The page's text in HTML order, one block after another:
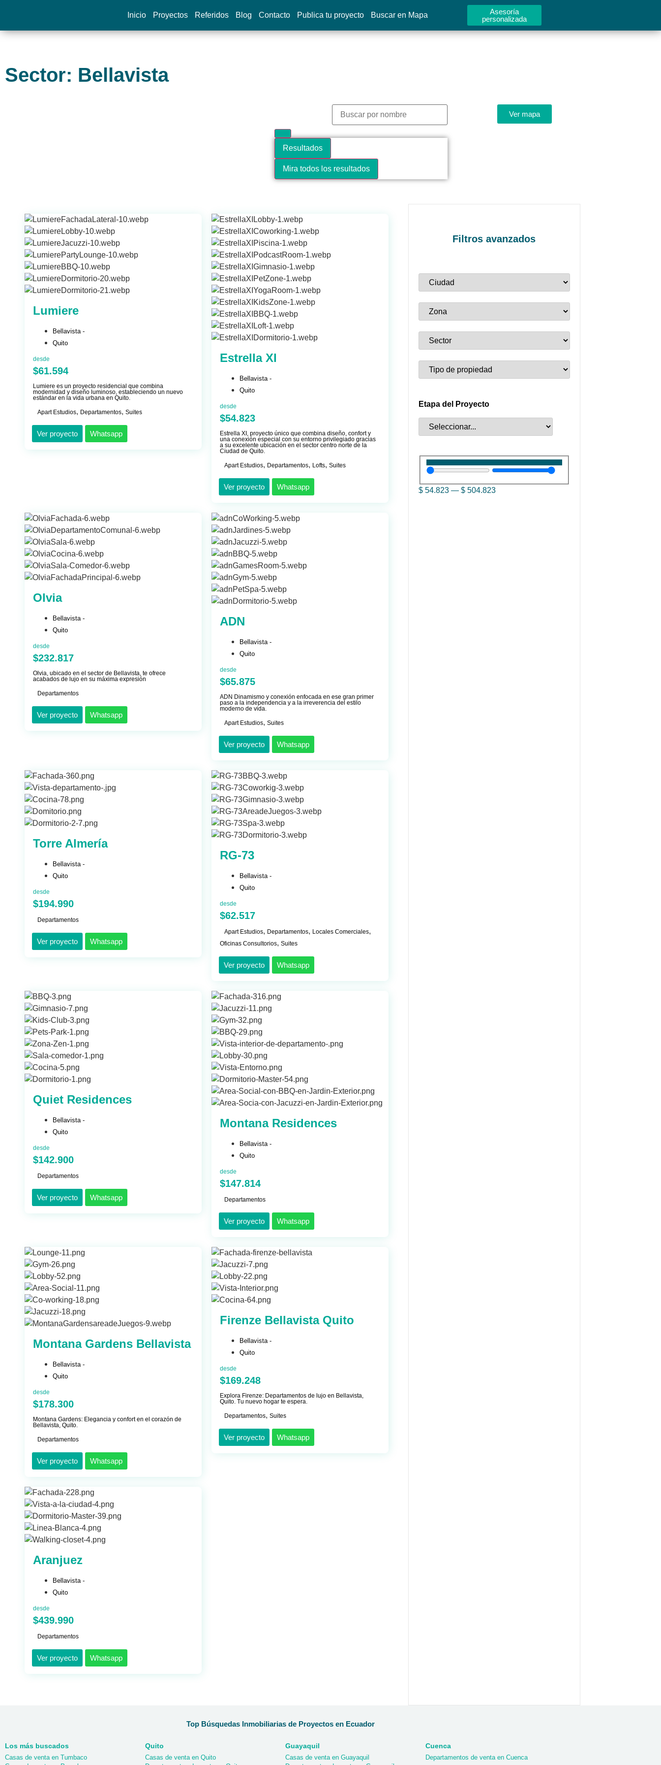
Inicio Proyectos Referidos Blog Contacto Publica tu proyecto Buscar en Mapa
Asesoría
personalizada
Sector: Bellavista
Resultados
Mira todos los resultados
Ver mapa
Lumiere
Bellavista -
Quito
desde
$61.594
Lumiere es un proyecto residencial que combina
modernidad y diseño luminoso, estableciendo un nuevo
estándar en la vida urbana en Quito.
Apart Estudios, Departamentos, Suites
Ver proyecto Whatsapp
Estrella XI
Bellavista -
Quito
desde
$54.823
Estrella XI, proyecto único que combina diseño, confort y
una conexión especial con su entorno privilegiado gracias
a su excelente ubicación en el sector centro norte de la
Ciudad de Quito.
Apart Estudios, Departamentos, Lofts, Suites
Ver proyecto Whatsapp
Olvia
Bellavista -
Quito
desde
$232.817
Olvia, ubicado en el sector de Bellavista, te ofrece
acabados de lujo en su máxima expresión
Departamentos
Ver proyecto Whatsapp
ADN
Bellavista -
Quito
desde
$65.875
ADN Dinamismo y conexión enfocada en ese gran primer
paso a la independencia y a la irreverencia del estilo
moderno de vida.
Apart Estudios, Suites
Ver proyecto Whatsapp
Torre Almería
Bellavista -
Quito
desde
$194.990
Departamentos
Ver proyecto Whatsapp
RG-73
Bellavista -
Quito
desde
$62.517
Apart Estudios, Departamentos, Locales Comerciales,
Oficinas Consultorios, Suites
Ver proyecto Whatsapp
Quiet Residences
Bellavista -
Quito
desde
$142.900
Departamentos
Ver proyecto Whatsapp
Montana Residences
Bellavista -
Quito
desde
$147.814
Departamentos
Ver proyecto Whatsapp
Montana Gardens Bellavista
Bellavista -
Quito
desde
$178.300
Montana Gardens: Elegancia y confort en el corazón de
Bellavista, Quito.
Departamentos
Ver proyecto Whatsapp
Firenze Bellavista Quito
Bellavista -
Quito
desde
$169.248
Explora Firenze: Departamentos de lujo en Bellavista,
Quito. Tu nuevo hogar te espera.
Departamentos, Suites
Ver proyecto Whatsapp
Aranjuez
Bellavista -
Quito
desde
$439.990
Departamentos
Ver proyecto Whatsapp
Filtros avanzados
Etapa del Proyecto
$ 54.823 — $ 504.823
Top Búsquedas Inmobiliarias de Proyectos en Ecuador
Los más buscados
Casas de venta en Tumbaco
Quito
Casas de venta en Quito
Guayaquil
Casas de venta en Guayaquil
Cuenca
Departamentos de venta en Cuenca